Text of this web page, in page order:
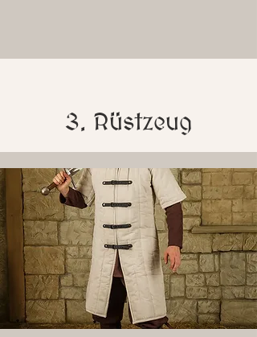
3. Rüstzeug